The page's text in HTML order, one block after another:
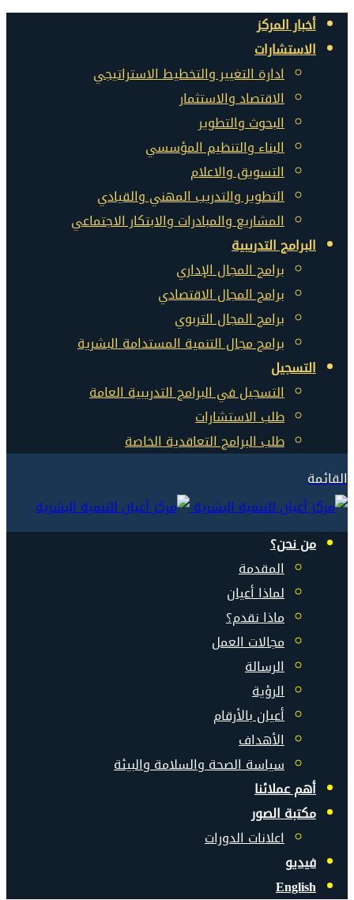
أخبار المركز
الاستشارات
ادارة التغيير والتخطيط الاستراتيجي
الاقتصاد والاستثمار
البحوث والتطوير
البناء والتنظيم المؤسسي
التسويق والاعلام
التطوير والتدريب المهني والقيادي
المشاريع والمبادرات والابتكار الاجتماعي
البرامج التدريبية
برامج المجال الإداري
برامج المجال الاقتصادي
برامج المجال التربوي
برامج مجال التنمية المستدامة البشرية
التسجيل
التسجيل في البرامج التدريبية العامة
طلب الاستشارات
طلب البرامج التعاقدية الخاصة
القائمة
من نحن؟
المقدمة
لماذا أعيان
ماذا نقدم؟
مجالات العمل
الرسالة
الرؤية
أعيان بالأرقام
الأهداف
سياسة الصحة والسلامة والبيئة
أهم عملائنا
مكتبة الصور
اعلانات الدورات
فيديو
English